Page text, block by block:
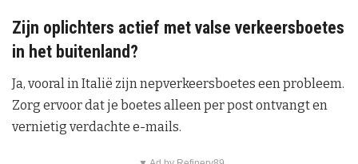
Zijn oplichters actief met valse verkeersboetes
in het buitenland?
Ja, vooral in Italië zijn nepverkeersboetes een probleem.
Zorg ervoor dat je boetes alleen per post ontvangt en
vernietig verdachte e-mails.